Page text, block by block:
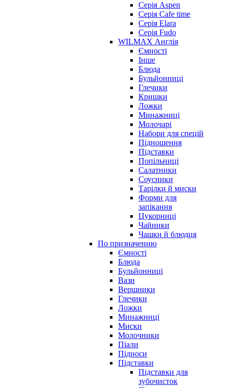
Серія Aspen
Серія Cafe time
Серія Elara
Серія Fudo
WILMAX Англія
Ємності
Інше
Блюда
Бульйонниці
Глечики
Кришки
Ложки
Минажниці
Молочарі
Набори для спецій
Підношення
Підставки
Попільниці
Салатники
Соусники
Тарілки й миски
Форми для
запікання
Цукорниці
Чайники
Чашки й блюдця
По призначенню
Ємності
Блюда
Бульйонниці
Вази
Вершники
Глечики
Ложки
Минажниці
Миски
Молочники
Піали
Підноси
Підставки
Підставки для
зубочисток